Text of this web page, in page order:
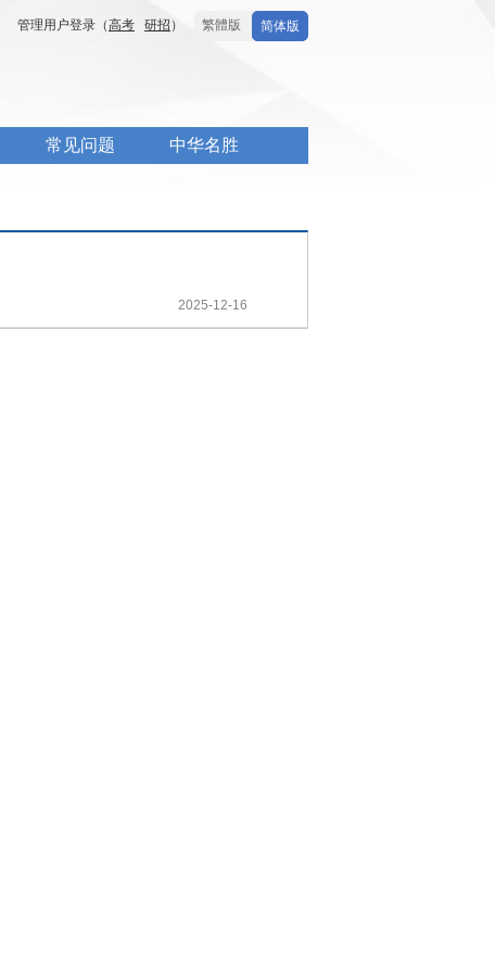
简体版
繁體版
管理用户登录（高考 研招 ）
常见问题 中华名胜
2025-12-16